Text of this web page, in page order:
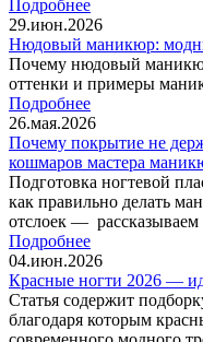
Подробнее
29.июн.2026
Нюдовый маникюр:
Почему нюдовый
оттенки и примеры
Подробнее
26.мая.2026
Почему покрытие не
кошмаров мастера
Подготовка ногтевой
как правильно делать
отслоек — рассказываем
Подробнее
04.июн.2026
Красные ногти 2026 —
Статья содержит
благодаря которым